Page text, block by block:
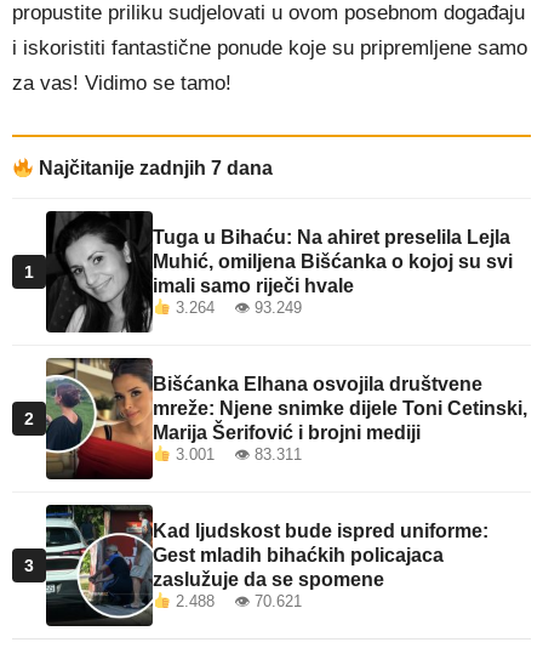
propustite priliku sudjelovati u ovom posebnom događaju
i iskoristiti fantastične ponude koje su pripremljene samo
za vas! Vidimo se tamo!
Najčitanije zadnjih 7 dana
1
Tuga u Bihaću: Na ahiret preselila Lejla
Muhić, omiljena Bišćanka o kojoj su svi
imali samo riječi hvale
3.264 👁 93.249
2
Bišćanka Elhana osvojila društvene
mreže: Njene snimke dijele Toni Cetinski,
Marija Šerifović i brojni mediji
3.001 👁 83.311
3
Kad ljudskost bude ispred uniforme:
Gest mladih bihaćkih policajaca
zaslužuje da se spomene
2.488 👁 70.621